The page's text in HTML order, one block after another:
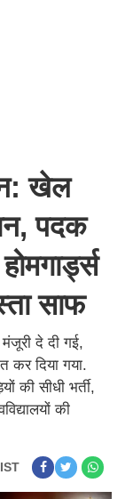
खेल
पदक
साफ
दे दी गई,
कर दिया गया.
की सीधी भर्ती,
की